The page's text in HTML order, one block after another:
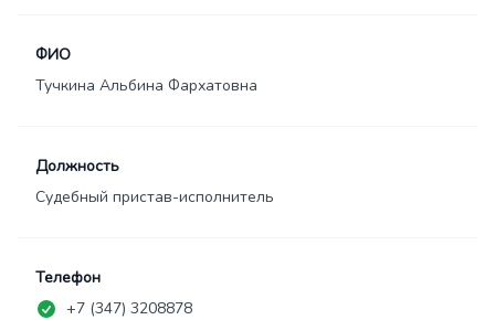
ФИО
Тучкина Альбина Фархатовна
Должность
Судебный пристав-исполнитель
Телефон
+7 (347) 3208878